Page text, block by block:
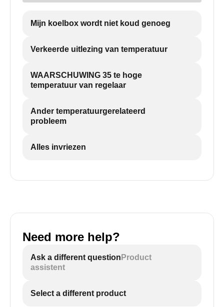
Mijn koelbox wordt niet koud genoeg
Verkeerde uitlezing van temperatuur
WAARSCHUWING 35 te hoge
temperatuur van regelaar
Ander temperatuurgerelateerd
probleem
Alles invriezen
Need more help?
Ask a different question Product
assistent
Select a different product